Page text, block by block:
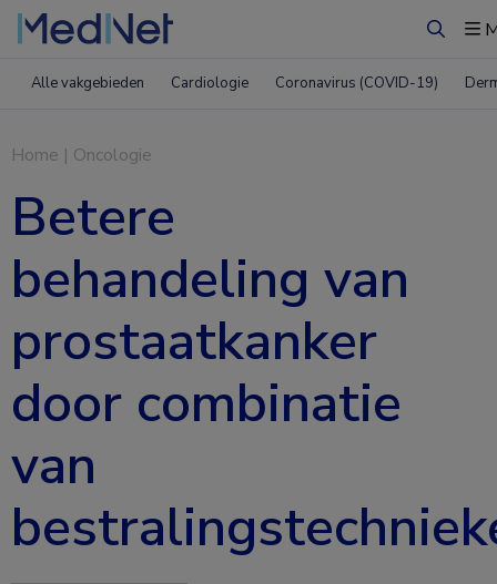
Zoeken
Alle vakgebieden Cardiologie Coronavirus (COVID-19)
Home | Oncologie
Betere
behandeling van
prostaatkanker
door combinatie
van